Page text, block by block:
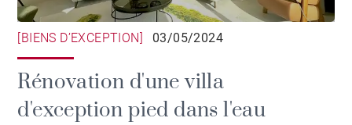
[BIENS D’EXCEPTION] 03/05/2024
Rénovation d'une villa
d'exception pied dans l'eau